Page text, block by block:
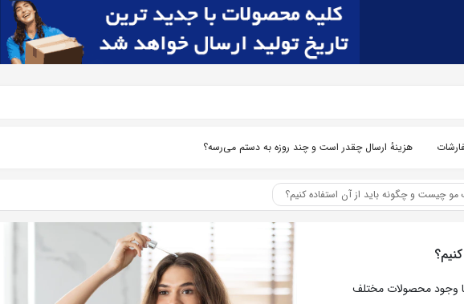
خود
هزینهٔ ارسال چقدر است و چند روزه به دستم می‌رسه؟
مو چیست و چگونه باید از آن استفاده کنیم؟
وجود محصولات مختلف
خود به